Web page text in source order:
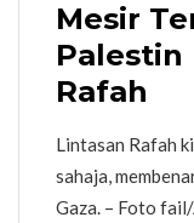
Mesir
Palestin
Rafah
Lintasan Rafah
sahaja,
Gaza. – Foto